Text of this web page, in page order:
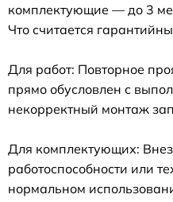
комплектующие — до 3
Что считается
Для работ: Повторное
прямо обусловлен с
некорректный монтаж
Для комплектующих:
работоспособности или
нормальном